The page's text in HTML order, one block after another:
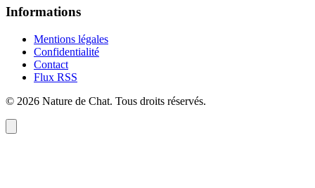
Informations
Mentions légales
Confidentialité
Contact
Flux RSS
© 2026 Nature de Chat. Tous droits réservés.